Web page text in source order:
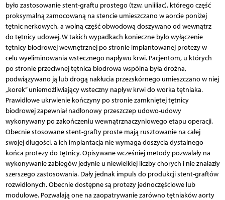
było zastosowanie stent-graftu prostego (tzw. uniiliac), którego część
proksymalną zamocowaną na stencie umieszczano w aorcie poniżej
tętnic nerkowych, a wolną część obwodową doszywano od wewnątrz
do tętnicy udowej. W takich wypadkach konieczne było wyłączenie
tętnicy biodrowej wewnętrznej po stronie implantowanej protezy w
celu wyeliminowania wstecznego napływu krwi. Pacjentom, u których
po stronie przeciwnej tętnica biodrowa wspólna była drożna,
podwiązywano ją lub drogą nakłucia przezskórnego umieszczano w niej
„korek” uniemożliwiający wsteczny napływ krwi do worka tętniaka.
Prawidłowe ukrwienie kończyny po stronie zamkniętej tętnicy
biodrowej zapewniał nadłonowy przeszczep udowo-udowy
wykonywany po zakończeniu wewnątrznaczyniowego etapu operacji.
Obecnie stosowane stent-grafty proste mają rusztowanie na całej
swojej długości, a ich implantacja nie wymaga doszycia dystalnego
końca protezy do tętnicy. Opisywane wcześniej metody pozwalały na
wykonywanie zabiegów jedynie u niewielkiej liczby chorych i nie znalazły
szerszego zastosowania. Dały jednak impuls do produkcji stent-graftów
rozwidlonych. Obecnie dostępne są protezy jednoczęściowe lub
modułowe. Pozwalają one na zaopatrywanie zarówno tętniaków aorty